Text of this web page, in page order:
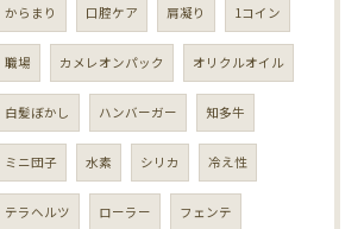
からまり 口腔ケア 肩凝り 1コイン
職場 カメレオンパック オリクルオイル
白髪ぼかし ハンバーガー 知多牛
ミニ団子 水素 シリカ 冷え性
テラヘルツ ローラー フェンテ